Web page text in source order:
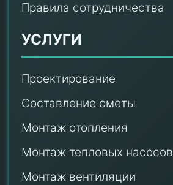
Правила сотрудничества
УСЛУГИ
Проектирование
Составление сметы
Монтаж отопления
Монтаж тепловых насосов
Монтаж вентиляции